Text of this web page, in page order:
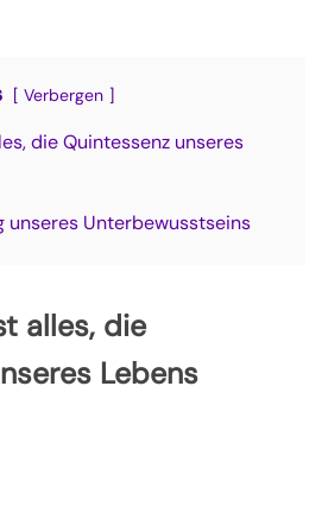
Verbergen
die Quintessenz unseres
unseres Unterbewusstseins
alles, die
Lebens